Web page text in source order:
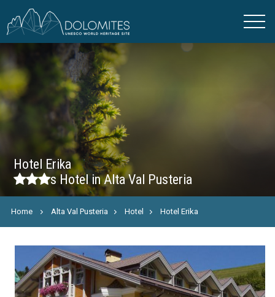
Hotel Erika
sHotel in Alta Val Pusteria
Home Alta Val Pusteria Hotel Hotel Erika